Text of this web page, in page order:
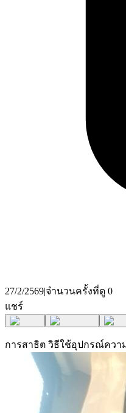
27/2/2569|จำนวนครั้งที่ดู 0
แชร์
การสาธิต วิธีใช้อุปกรณ์ควา